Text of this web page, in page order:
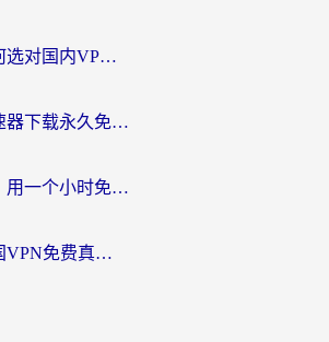
海外党必看：如何选对国内VPN，实现无缝访问国内资源？
海外党必看：加速器下载永久免费版真的存在吗？教你无缝访问国内资源的正确姿势
海外党自救指南：用一个小时免费加速器，轻松打破国内资源访问壁垒？
海外党必看：中国VPN免费真的靠谱吗？手把手教你选对回国加速器